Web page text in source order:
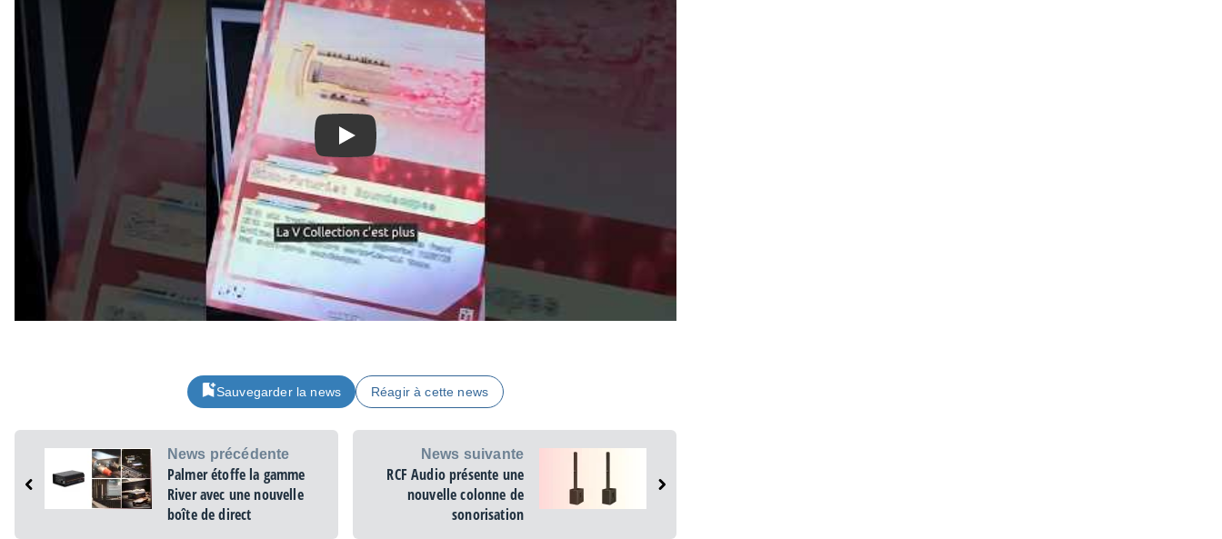
Play
Sauvegarder la news Réagir à cette news
News précédente
Palmer étoffe la gamme
River avec une nouvelle
boîte de direct
News suivante
RCF Audio présente une
nouvelle colonne de
sonorisation